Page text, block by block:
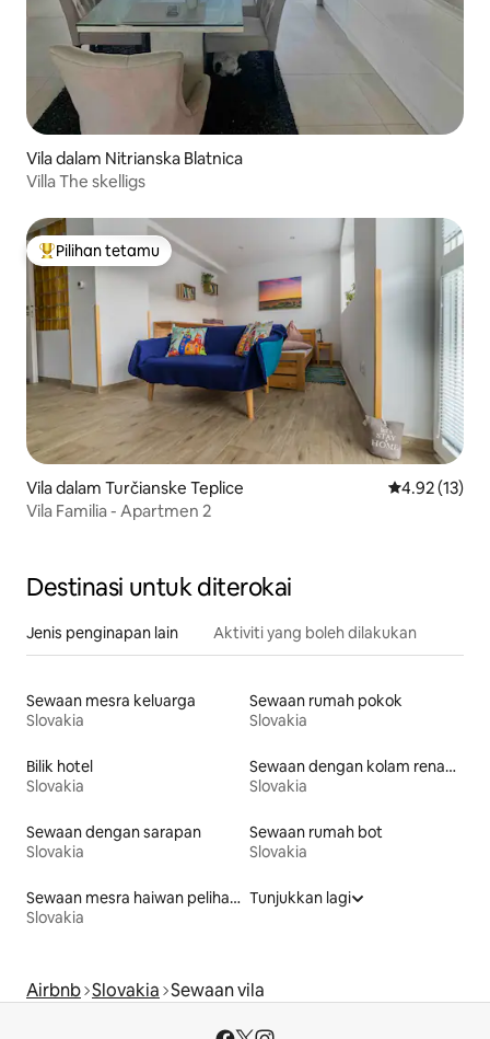
Vila dalam Nitrianska Blatnica
Villa The skelligs
Pilihan utama tetamu
Pilihan tetamu
Vila dalam Turčianske Teplice Penarafan
4.92 (13)
Vila Familia - Apartmen 2
Destinasi untuk diterokai
Jenis penginapan lain Aktiviti yang boleh dilakukan
Sewaan mesra keluarga
Slovakia
Sewaan rumah pokok
Slovakia
Bilik hotel
Slovakia
Sewaan dengan kolam renang
Slovakia
Sewaan dengan sarapan
Slovakia
Sewaan rumah bot
Slovakia
Sewaan mesra haiwan peliharaan
Slovakia
Tunjukkan lagi
Airbnb Slovakia Sewaan vila